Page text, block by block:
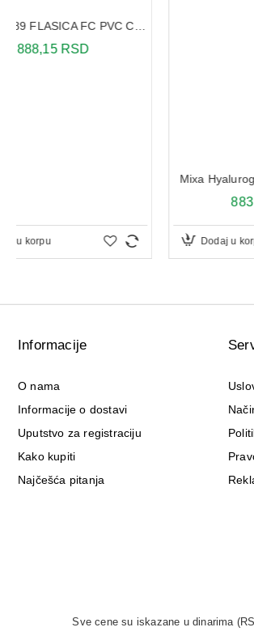
Mixa Hyalurogel light krema 50ml
883,23 RSD
Dodaj u korpu
Informacije
O nama
Informacije o dostavi
Uputstvo za registraciju
Kako kupiti
Najčešća pitanja
Sve cene su iskazane u dinarima